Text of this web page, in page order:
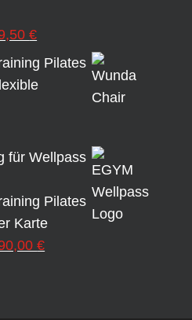
€
€Aktueller
Preis
ist:
Pilates
für Wellpass
Pilates
Karte
€Aktueller